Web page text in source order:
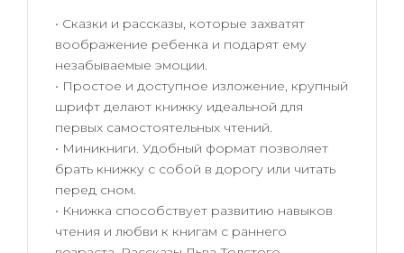
• Сказки и рассказы, которые захватят
воображение ребенка и подарят ему
незабываемые эмоции.
• Простое и доступное изложение, крупный
шрифт делают книжку идеальной для
первых самостоятельных чтений.
• Миникниги. Удобный формат позволяет
брать книжку с собой в дорогу или читать
перед сном.
• Книжка способствует развитию навыков
чтения и любви к книгам с раннего